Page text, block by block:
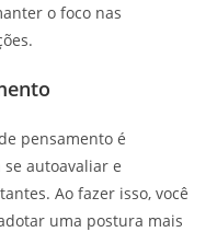
o foco nas
pensamento é
autoavaliar e
Ao fazer isso, você
uma postura mais